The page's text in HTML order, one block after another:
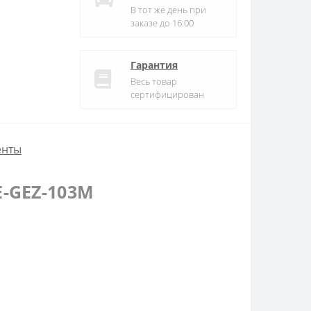
В тот же день при
заказе до 16:00
Гарантия
Весь товар
сертифицирован
103M